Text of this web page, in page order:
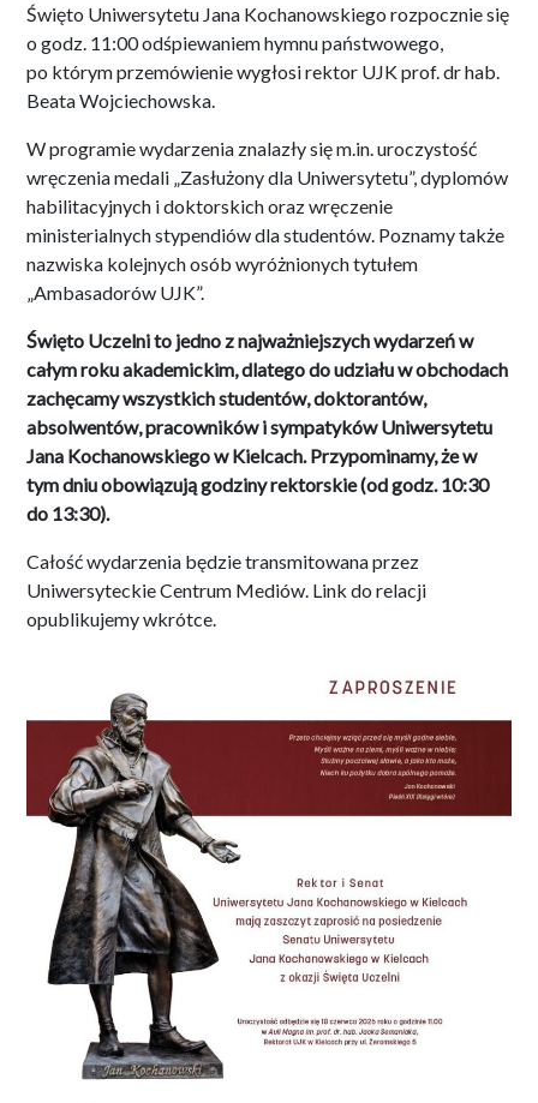
Święto Uniwersytetu Jana Kochanowskiego rozpocznie się
o godz. 11:00 odśpiewaniem hymnu państwowego,
po którym przemówienie wygłosi rektor UJK prof. dr hab.
Beata Wojciechowska.
W programie wydarzenia znalazły się m.in. uroczystość
wręczenia medali „Zasłużony dla Uniwersytetu”, dyplomów
habilitacyjnych i doktorskich oraz wręczenie
ministerialnych stypendiów dla studentów. Poznamy także
nazwiska kolejnych osób wyróżnionych tytułem
„Ambasadorów UJK”.
Święto Uczelni to jedno z najważniejszych wydarzeń w
całym roku akademickim, dlatego do udziału w obchodach
zachęcamy wszystkich studentów, doktorantów,
absolwentów, pracowników i sympatyków Uniwersytetu
Jana Kochanowskiego w Kielcach. Przypominamy, że w
tym dniu obowiązują godziny rektorskie (od godz. 10:30
do 13:30).
Całość wydarzenia będzie transmitowana przez
Uniwersyteckie Centrum Mediów. Link do relacji
opublikujemy wkrótce.